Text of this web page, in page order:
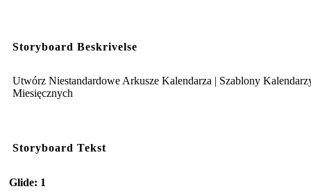
Storyboard Beskrivelse
Utwórz Niestandardowe Arkusze Kalendarza | Szablony
Miesięcznych
Storyboard Tekst
Glide: 1